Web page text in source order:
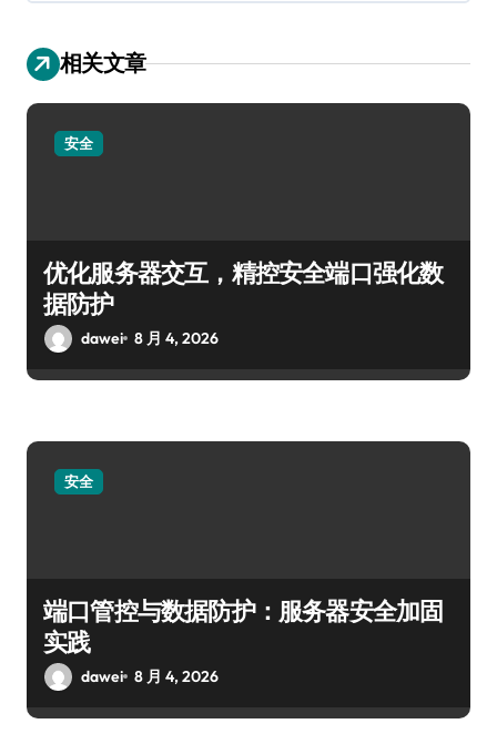
相关文章
安全
优化服务器交互，精控安全端口强化数
据防护
dawei 8 月 4, 2026
安全
端口管控与数据防护：服务器安全加固
实践
dawei 8 月 4, 2026